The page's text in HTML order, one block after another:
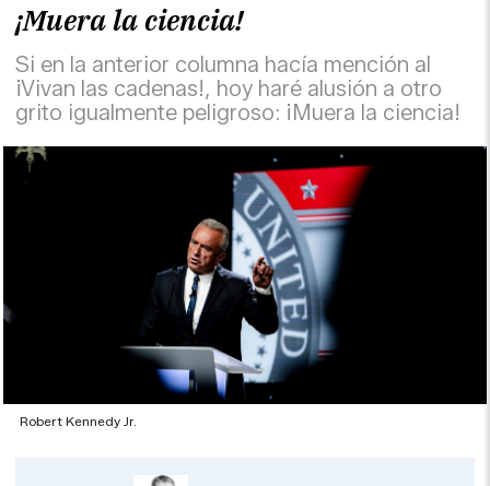
¡Muera la ciencia!
Si en la anterior columna hacía mención al
¡Vivan las cadenas!, hoy haré alusión a otro
grito igualmente peligroso: ¡Muera la ciencia!
Robert Kennedy Jr.